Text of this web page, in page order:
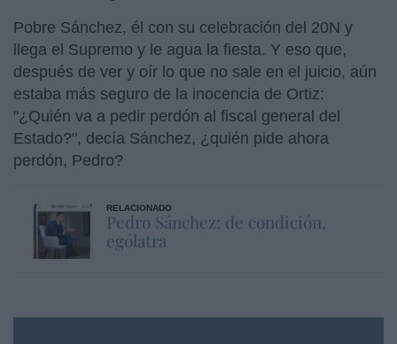
Pobre Sánchez, él con su celebración del 20N y
llega el Supremo y le agua la fiesta. Y eso que,
después de ver y oír lo que no sale en el juicio, aún
estaba más seguro de la inocencia de Ortiz:
"¿Quién va a pedir perdón al fiscal general del
Estado?", decía Sánchez, ¿quién pide ahora
perdón, Pedro?
RELACIONADO
Pedro Sánchez: de condición,
ególatra